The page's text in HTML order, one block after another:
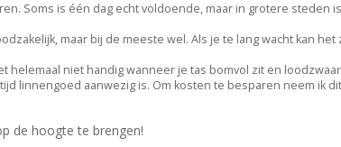
Soms is één dag echt voldoende, maar in grotere steden
maar bij de meeste wel. Als je te lang wacht kan het
helemaal niet handig wanneer je tas bomvol zit en
linnengoed aanwezig is. Om kosten te besparen neem ik dit
de hoogte te brengen!